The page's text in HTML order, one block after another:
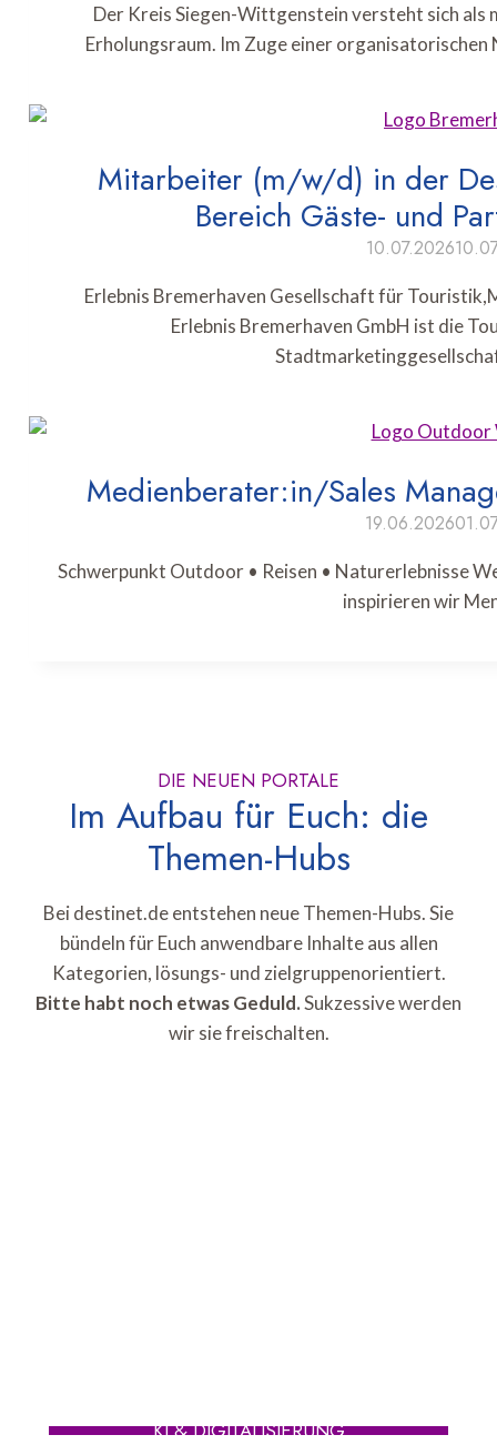
Der Kreis Siegen-Wittgenstein versteht sich als
Erholungsraum. Im Zuge einer
Mitarbeiter (m/w/d) in der
Bereich Gäste- und
10.07.2026
Erlebnis Bremerhaven Gesellschaft für
Erlebnis Bremerhaven GmbH ist die
Medienberater:in/Sales
19.06.2026
Schwerpunkt Outdoor • Reisen • Naturerlebnisse
inspirieren wir
DIE NEUEN PORTALE
Im Aufbau für Euch: die
Themen-Hubs
Bei destinet.de entstehen neue Themen-Hubs. Sie
bündeln für Euch anwendbare Inhalte aus allen
Kategorien, lösungs- und zielgruppenorientiert.
Bitte habt noch etwas Geduld.Sukzessive werden
wir sie freischalten.
KI & DIGITALISIERUNG